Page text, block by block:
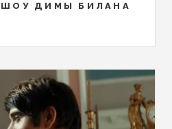
ДИМЫ БИЛАНА